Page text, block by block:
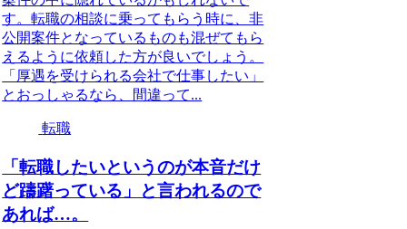
す。転職の相談に乗ってもらう時に、非
公開案件となっているものも混ぜてもら
えるように依頼した方が良いでしょう。
「厚遇を受けられる会社で仕事したい」
とおっしゃるなら、間違って...
転職
「転職したいというのが本音だけ
ど躊躇っている」と言われるので
あれば…。